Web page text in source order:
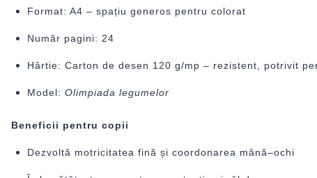
Format: A4 – spațiu generos pentru colorat
Număr pagini: 24
Hârtie: Carton de desen 120 g/mp – rezistent, potrivit
Model: Olimpiada legumelor
Beneficii pentru copii
Dezvoltă motricitatea fină și coordo­narea mână–ochi